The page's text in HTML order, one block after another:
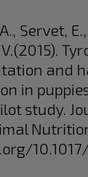
Servet,
and
in
study.